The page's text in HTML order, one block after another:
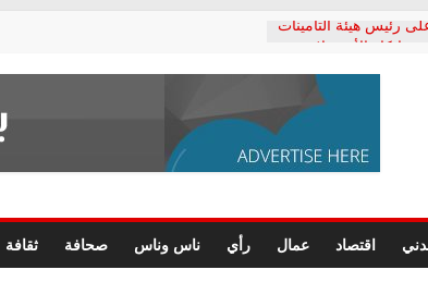
رئيس هيئة التأمينات
ونطالب بكشف
القطاع الصحي إلى
يطلق لجنة “الحق
النهائية للقرار
وانتهاء أعمال
اقتصاد عمال رأي ناس وناس صحافة ثقافة